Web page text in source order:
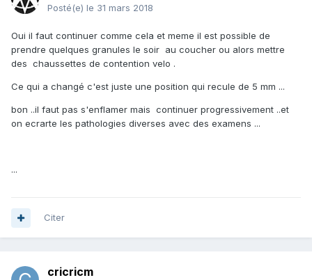
Posté(e) le 31 mars 2018
Oui il faut continuer comme cela et meme il est possible de
prendre quelques granules le soir au coucher ou alors mettre
des chaussettes de contention velo .
Ce qui a changé c'est juste une position qui recule de 5 mm ...
bon ..il faut pas s'enflamer mais continuer progressivement ..et
on ecrarte les pathologies diverses avec des examens ...
...
Citer
cricricm